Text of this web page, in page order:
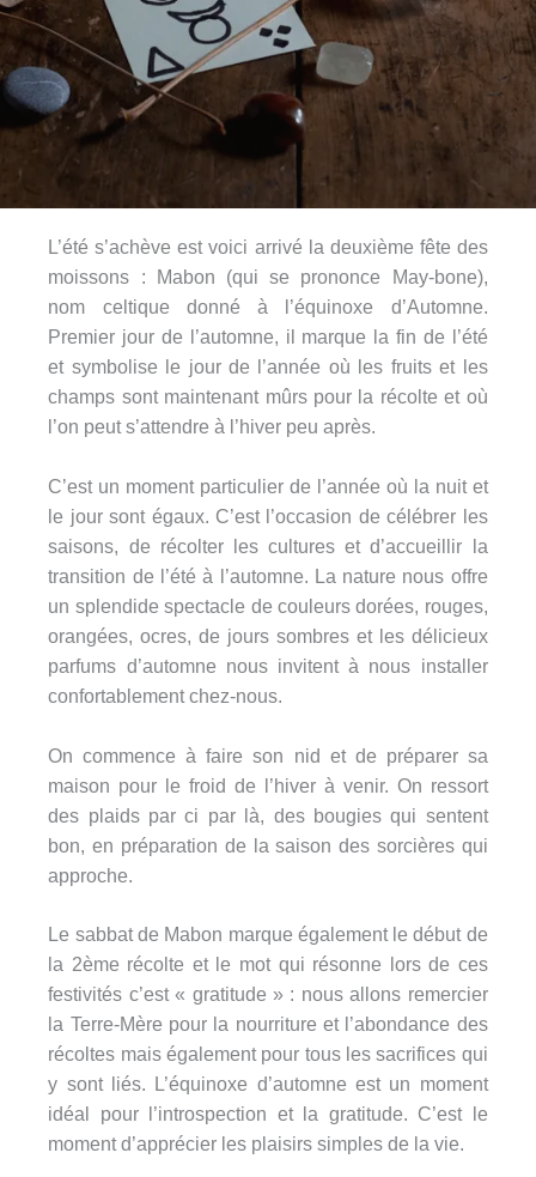
L’été s’achève est voici arrivé la deuxième fête des
moissons : Mabon (qui se prononce May-bone),
nom celtique donné à l’équinoxe d’Automne.
Premier jour de l’automne, il marque la fin de l’été
et symbolise le jour de l’année où les fruits et les
champs sont maintenant mûrs pour la récolte et où
l’on peut s’attendre à l’hiver peu après.
C’est un moment particulier de l’année où la nuit et
le jour sont égaux. C’est l’occasion de célébrer les
saisons, de récolter les cultures et d’accueillir la
transition de l’été à l’automne. La nature nous offre
un splendide spectacle de couleurs dorées, rouges,
orangées, ocres, de jours sombres et les délicieux
parfums d’automne nous invitent à nous installer
confortablement chez-nous.
On commence à faire son nid et de préparer sa
maison pour le froid de l’hiver à venir. On ressort
des plaids par ci par là, des bougies qui sentent
bon, en préparation de la saison des sorcières qui
approche.
Le sabbat de Mabon marque également le début de
la 2ème récolte et le mot qui résonne lors de ces
festivités c’est « gratitude » : nous allons remercier
la Terre-Mère pour la nourriture et l’abondance des
récoltes mais également pour tous les sacrifices qui
y sont liés. L’équinoxe d’automne est un moment
idéal pour l’introspection et la gratitude. C’est le
moment d’apprécier les plaisirs simples de la vie.